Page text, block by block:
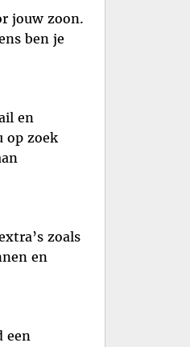
jouw zoon.
ben je
en
op zoek
zoals
en
een